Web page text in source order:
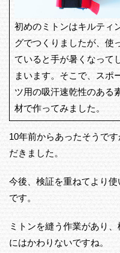
初めのミトンはキルティ
グでつくりましたが、使
ていると手が暑くなって
まいます。そこで、スポ
ツ用の吸汗速乾性のある
材で作ってみました。
10年前からあったそうで
だきました。
今後、検証を重ねてより
です。
ミトンを縫う作業があり
にはかわりないですね。